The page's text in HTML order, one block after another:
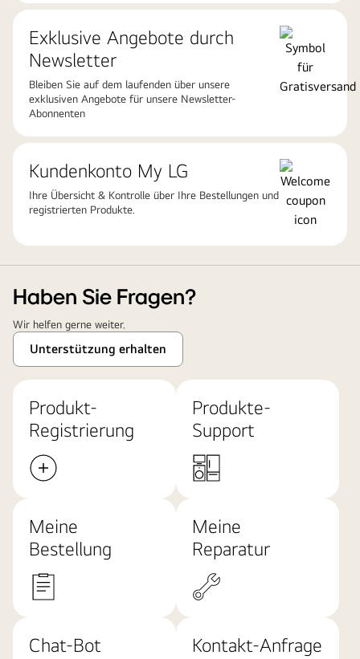
Exklusive Angebote durch
Newsletter
Bleiben Sie auf dem laufenden über unsere
exklusiven Angebote für unsere Newsletter-
Abonnenten
Kundenkonto My LG
Ihre Übersicht & Kontrolle über Ihre Bestellungen und
registrierten Produkte.
Haben Sie Fragen?
Wir helfen gerne weiter.
Unterstützung erhalten
Produkt-
Registrierung
Produkte-
Support
Meine
Bestellung
Meine
Reparatur
Chat-Bot Kontakt-Anfrage